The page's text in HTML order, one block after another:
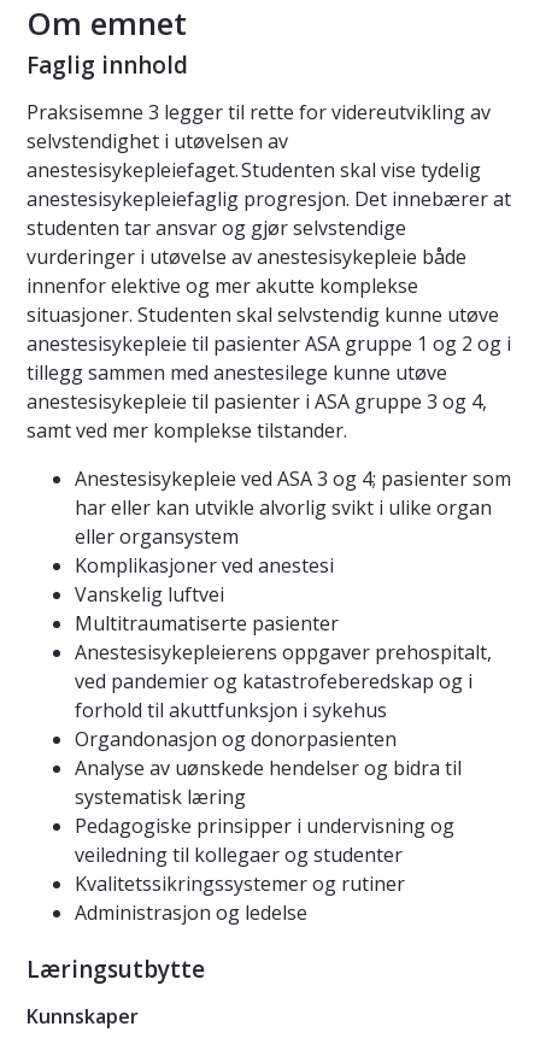
Om emnet
Faglig innhold
Praksisemne 3 legger til rette for videreutvikling av
selvstendighet i utøvelsen av
anestesisykepleiefaget. Studenten skal vise tydelig
anestesisykepleiefaglig progresjon. Det innebærer at
studenten tar ansvar og gjør selvstendige
vurderinger i utøvelse av anestesisykepleie både
innenfor elektive og mer akutte komplekse
situasjoner. Studenten skal selvstendig kunne utøve
anestesisykepleie til pasienter ASA gruppe 1 og 2 og i
tillegg sammen med anestesilege kunne utøve
anestesisykepleie til pasienter i ASA gruppe 3 og 4,
samt ved mer komplekse tilstander.
Anestesisykepleie ved ASA 3 og 4; pasienter som
har eller kan utvikle alvorlig svikt i ulike organ
eller organsystem
Komplikasjoner ved anestesi
Vanskelig luftvei
Multitraumatiserte pasienter
Anestesisykepleierens oppgaver prehospitalt,
ved pandemier og katastrofeberedskap og i
forhold til akuttfunksjon i sykehus
Organdonasjon og donorpasienten
Analyse av uønskede hendelser og bidra til
systematisk læring
Pedagogiske prinsipper i undervisning og
veiledning til kollegaer og studenter
Kvalitetssikringssystemer og rutiner
Administrasjon og ledelse
Læringsutbytte
Kunnskaper